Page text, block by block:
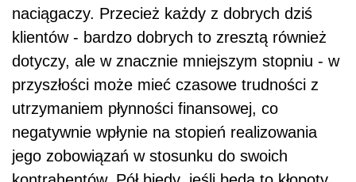
naciągaczy. Przecież każdy z dobrych dziś
klientów - bardzo dobrych to zresztą również
dotyczy, ale w znacznie mniejszym stopniu - w
przyszłości może mieć czasowe trudności z
utrzymaniem płynności finansowej, co
negatywnie wpłynie na stopień realizowania
jego zobowiązań w stosunku do swoich